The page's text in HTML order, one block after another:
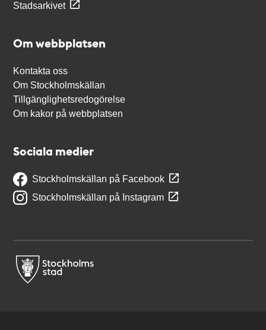
Stadsarkivet
Om webbplatsen
Kontakta oss
Om Stockholmskällan
Tillgänglighetsredogörelse
Om kakor på webbplatsen
Sociala medier
Stockholmskällan på Facebook
Stockholmskällan på Instagram